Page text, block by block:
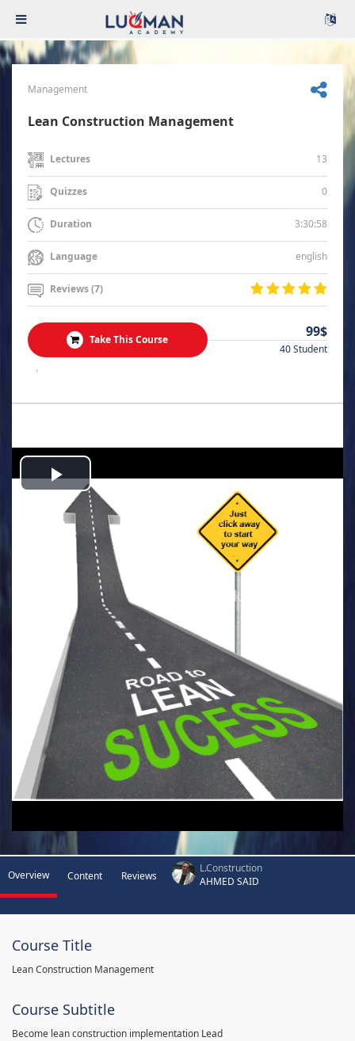
Management
Lean Construction Management
Lectures 13
Quizzes 0
Duration 3:30:58
Language english
Reviews (7)
Take This Course 99$
40 Student
.
Play
Video
Overview Content Reviews
L.Construction
AHMED SAID
Course Title
Lean Construction Management
Course Subtitle
Become lean construction implementation Lead